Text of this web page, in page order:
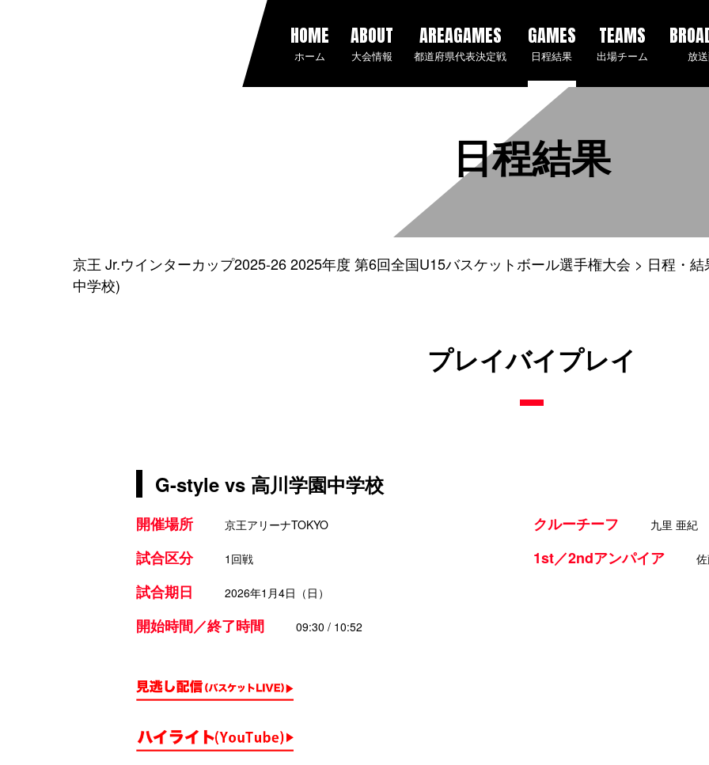
HOME
ホーム
ABOUT
大会情報
AREAGAMES
都道府県代表決定戦
GAMES
日程結果
TEAMS
出場チーム 放
日程結果
京王 Jr.ウインターカップ2025-26 2025年度 第6回全国U15バスケットボール選手権大会 日程・結
中学校)
プレイバイプレイ
G-style vs 高川学園中学校
開催場所 京王アリーナTOKYO
試合区分 1回戦
試合期日 2026年1月4日（日）
開始時間／終了時間 09:30 / 10:52
クルーチーフ 九里 亜紀
1st／2ndアンパイア